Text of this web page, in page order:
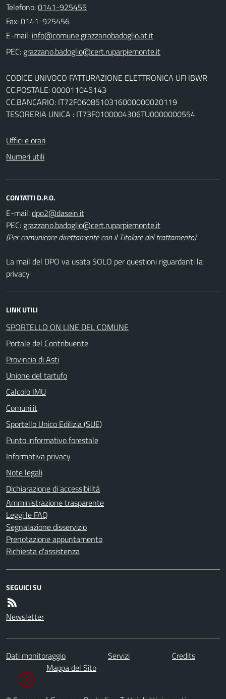
Telefono:0141-925455
Fax: 0141-925456
E-mail:
PEC:
CODICE UNIVOCO FATTURAZIONE ELETTRONICA UFHBWR
CC.POSTALE: 000011045143
CC.BANCARIO: IT72F0608510316000000020119
TESORERIA UNICA : IT73F0100004306TU0000000554
Uffici e orari
Numeri utili
CONTATTI D.P.O.
E-mail:
PEC:
(Per comunicare direttamente con il Titolare del trattamento)
La mail del DPO va usata SOLO per questioni riguardanti la
privacy
LINK UTILI
SPORTELLO ON LINE DEL COMUNE
Portale del Contribuente
Provincia di Asti
Unione del tartufo
Calcolo IMU
Comuni.it
Sportello Unico Edilizia (SUE)
Punto informativo forestale
Informativa privacy
Note legali
Dichiarazione di accessibilità
Amministrazione trasparente
Leggi le FAQ
Segnalazione disservizio
Prenotazione appuntamento
Richiesta d'assistenza
SEGUICI SU
Newsletter
Dati monitoraggio Servizi
Credits
Mappa del Sito